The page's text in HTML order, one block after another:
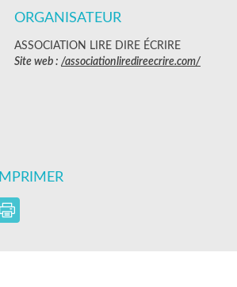
ORGANISATEUR
ASSOCIATION LIRE DIRE ÉCRIRE
Site web : /associationliredireecrire.com/
IMPRIMER